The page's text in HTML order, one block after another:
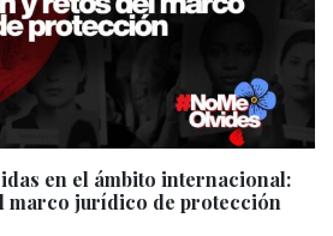
en el ámbito internacional:
marco jurídico de protección